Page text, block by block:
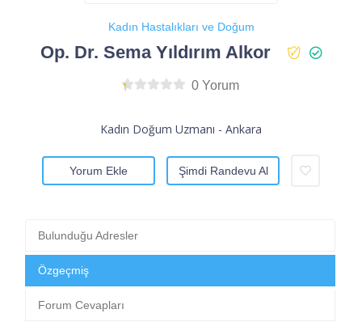
Kadın Hastalıkları ve Doğum
Op. Dr. Sema Yıldırım Alkor
0 Yorum
Kadın Doğum Uzmanı - Ankara
Yorum Ekle Şimdi Randevu Al
Bulunduğu Adresler
Özgeçmiş
Forum Cevapları